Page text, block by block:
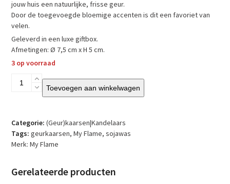
jouw huis een natuurlijke, frisse geur.
Door de toegevoegde bloemige accenten is dit een favoriet van
velen.
Geleverd in een luxe giftbox.
Afmetingen: Ø 7,5 cm x H 5 cm.
3 op voorraad
–
Een
lichtje
Green
Toevoegen aan winkelwagen
Categorie: (Geur)kaarsen|Kandelaars
Tags: geurkaarsen,My Flame,sojawas
Merk:My Flame
Gerelateerde producten